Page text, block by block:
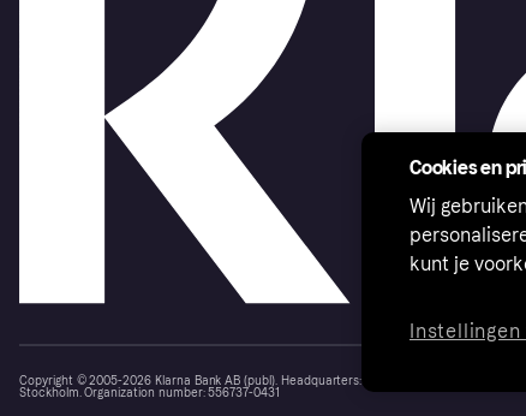
Copyright © 2005-2026 Klarna Bank AB (publ). Headquarters: Stockholm, Sweden. All rights
Stockholm. Organization number: 556737-0431
Cookies en
Wij
kunt je